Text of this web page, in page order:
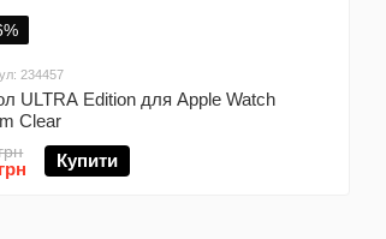
234457
ULTRA Edition для Apple Watch
Clear
Купити